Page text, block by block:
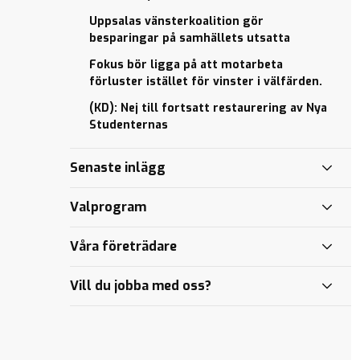
Rivstart på nya
Uppsalas nya
odemokratiskt
För nya
ideologi
viktigare
än vård
och
Det är inte
statsministerns
region Uppsala.
Vill
Centerpartiet
sakpolitik
och län
deltagare till
spetsutbildning!
Kristdemokraternas
budget för 2017
måste
moderniseras
Nytt
avtal för
Mälartåg
Enklare
i
Uppsalas vänsterkoalition gör
besparingar på samhällets utsatta
Fokus bör ligga på att motarbeta
förluster istället för vinster i välfärden.
(KD): Nej till fortsatt restaurering av Nya
Studenternas
Senaste inlägg
Debatt: Ställ tuffa
hemtjänstpersonal
Vänsterstyrets
tvärbroms av regionens
drabbar vården
Valprogram
Våra företrädare
Vill du jobba med oss?